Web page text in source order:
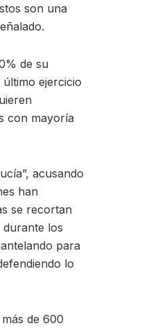
son una
de su
ejercicio
con mayoría
acusando
han
se recortan
durante los
para
lo
de 600